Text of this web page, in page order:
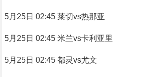
5月25日 02:45 莱切vs热那亚
5月25日 02:45 米兰vs卡利亚里
5月25日 02:45 都灵vs尤文